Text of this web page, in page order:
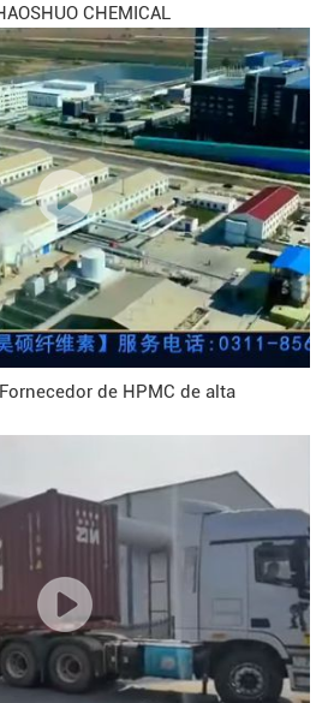
CHEMICAL
de HPMC de alta